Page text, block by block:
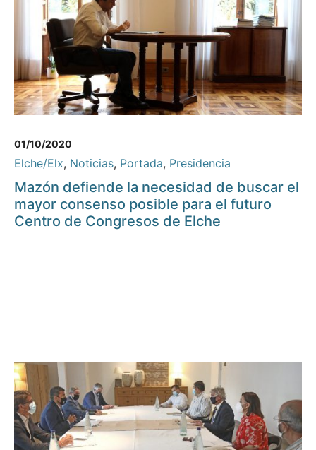
01/10/2020
Elche/Elx, Noticias, Portada, Presidencia
Mazón defiende la necesidad de buscar el
mayor consenso posible para el futuro
Centro de Congresos de Elche